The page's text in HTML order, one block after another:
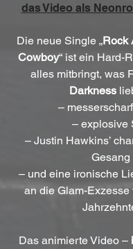
das Video als
Die neue Single „Rock
Cowboy“ ist ein Hard-
alles mitbringt, was
Darkness
–
– explosive
– Justin Hawkins’
Gesang
– und eine ironische
an die Glam-
Das animierte Video –